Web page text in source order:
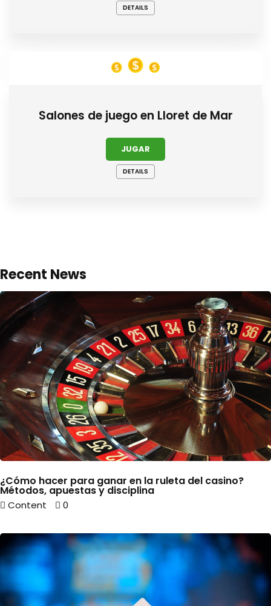
DETAILS
Salones de juego en Lloret de Mar
JUGAR
DETAILS
Recent News
¿Cómo hacer para ganar en la ruleta del casino?
Métodos, apuestas y disciplina
Content 0